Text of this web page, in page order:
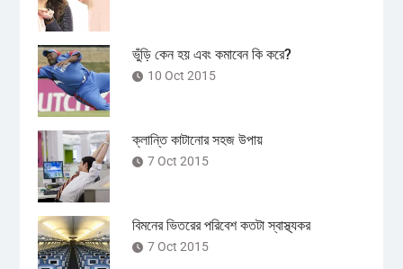
ভুঁড়ি কেন হয় এবং কমাবেন কি করে?
10 Oct 2015
ক্লান্তি কাটানোর সহজ উপায়
7 Oct 2015
বিমনের ভিতরের পরিবেশ কতটা স্বাস্থ্যকর
7 Oct 2015